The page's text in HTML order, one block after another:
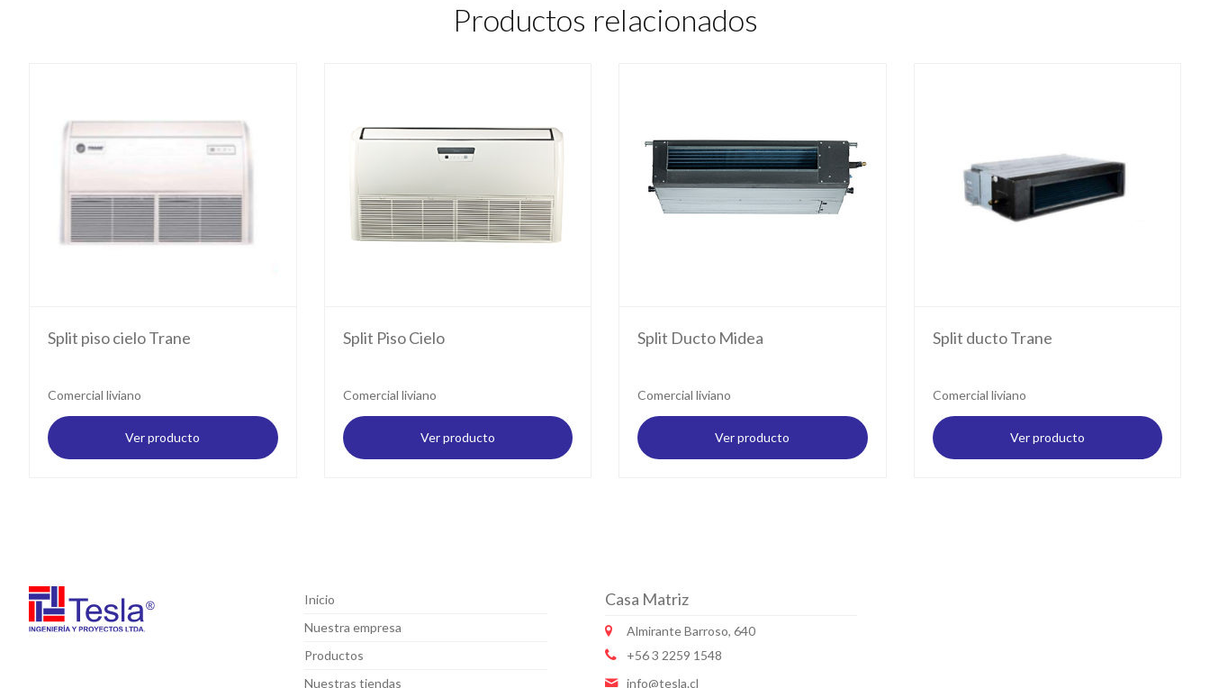
Productos relacionados
Split piso cielo Trane
Comercial liviano
Ver producto
Split Piso Cielo
Comercial liviano
Ver producto
Split Ducto Midea
Comercial liviano
Ver producto
Split ducto Trane
Comercial liviano
Ver producto
Inicio
Nuestra empresa
Productos
Nuestras tiendas
Casa Matriz
Almirante Barroso, 640
+56 3 2259 1548
info@tesla.cl